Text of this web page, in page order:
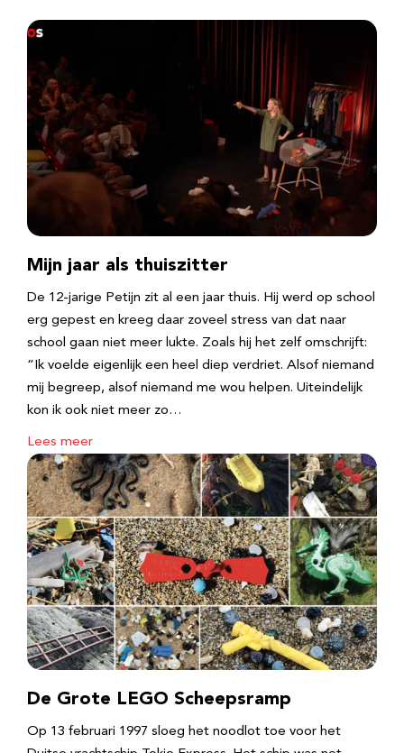
Mijn jaar als thuiszitter
De 12-jarige Petijn zit al een jaar thuis. Hij werd op school
erg gepest en kreeg daar zoveel stress van dat naar
school gaan niet meer lukte. Zoals hij het zelf omschrijft:
“Ik voelde eigenlijk een heel diep verdriet. Alsof niemand
mij begreep, alsof niemand me wou helpen. Uiteindelijk
kon ik ook niet meer zo…
Lees meer
De Grote LEGO Scheepsramp
Op 13 februari 1997 sloeg het noodlot toe voor het